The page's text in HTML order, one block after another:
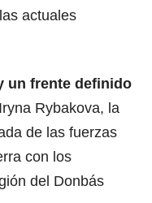
actuales
un frente definido
Rybakova, la
de las fuerzas
con los
del Donbás